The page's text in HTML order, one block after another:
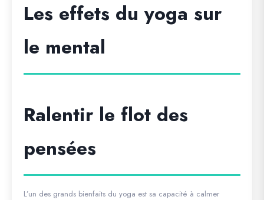
Les effets du yoga sur
le mental
Ralentir le flot des
pensées
L’un des grands bienfaits du yoga est sa capacité à calmer